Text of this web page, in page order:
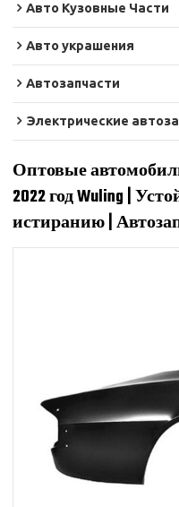
Авто Кузовные Части
Авто украшения
Автозапчасти
Электрические
Оптовые
2022 год Wuling |
истиранию |